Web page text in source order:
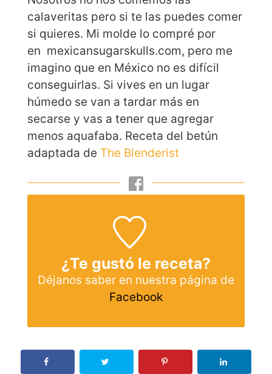
calaveritas pero si te las puedes comer
si quieres. Mi molde lo compré por
en mexicansugarskulls.com, pero me
imagino que en México no es difícil
conseguirlas. Si vives en un lugar
húmedo se van a tardar más en
secarse y vas a tener que agregar
menos aquafaba. Receta del betún
adaptada de The Blenderist
¿Te gustó le receta?
Déjanos saber en nuestra página de
Facebook